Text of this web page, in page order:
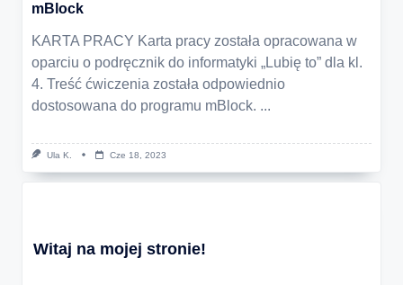
mBlock
KARTA PRACY Karta pracy została opracowana w
oparciu o podręcznik do informatyki „Lubię to” dla kl.
4. Treść ćwiczenia została odpowiednio
dostosowana do programu mBlock. ...
Ula K. Cze 18, 2023
Witaj na mojej stronie!